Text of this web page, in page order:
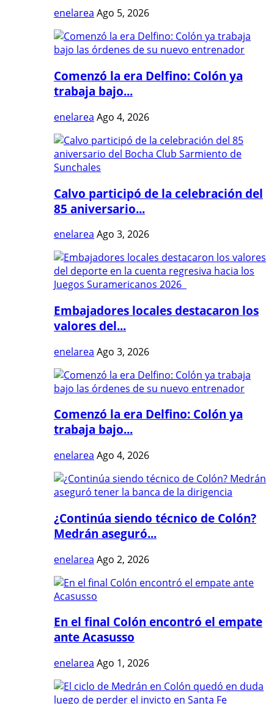
enelarea Ago 5, 2026
Comenzó la era Delfino: Colón ya
trabaja bajo...
enelarea Ago 4, 2026
Calvo participó de la celebración del
85 aniversario...
enelarea Ago 3, 2026
Embajadores locales destacaron los
valores del...
enelarea Ago 3, 2026
Comenzó la era Delfino: Colón ya
trabaja bajo...
enelarea Ago 4, 2026
¿Continúa siendo técnico de Colón?
Medrán aseguró...
enelarea Ago 2, 2026
En el final Colón encontró el empate
ante Acasusso
enelarea Ago 1, 2026